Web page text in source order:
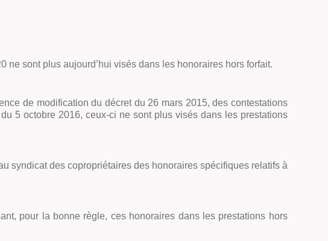
ne sont plus aujourd’hui visés dans les honoraires hors forfait.
de modification du décret du 26 mars 2015, des contestations
5 octobre 2016, ceux-ci ne sont plus visés dans les prestations
syndicat des copropriétaires des honoraires spécifiques relatifs à
pour la bonne règle, ces honoraires dans les prestations hors